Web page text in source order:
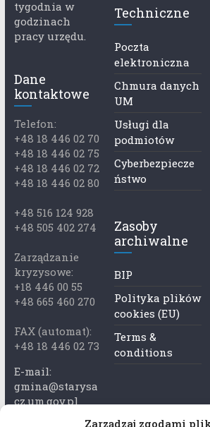
Zarządzaj zgodami
tygodnia w
godzinach
pracy urzędu.
Dane
kontaktowe
Telefon:
+48 18 446 02 70
+48 18 446 02 75
+48 18 446 02 72
+48 18 446 02 80
+48 516 124 928
+48 505 402 274
Zarządzanie
kryzysowe:
+18 446 00 55
+48 665 460 270
FAX (automat):
+48 18 446 02 73
E-mail:
gmina@starysa
cz.um.gov.pl
Techniczne
Poczta
elektroniczna
Chmura danych
UM
Usługi dla
podmiotów
Cyberbezpiecze
ństwo
Zasoby
archiwalne
BIP
Polityka plików
cookies (EU)
Terms &
conditions